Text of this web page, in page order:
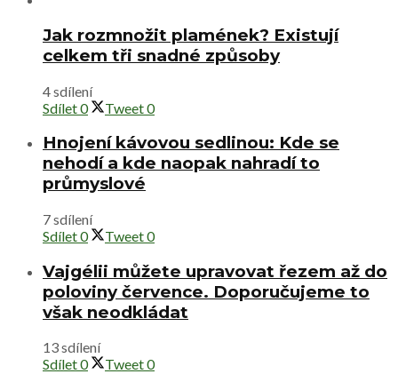
Jak rozmnožit plamének? Existují
celkem tři snadné způsoby
4 sdílení
Sdílet0 Tweet0
Hnojení kávovou sedlinou: Kde se
nehodí a kde naopak nahradí to
průmyslové
7 sdílení
Sdílet0 Tweet0
Vajgélii můžete upravovat řezem až do
poloviny července. Doporučujeme to
však neodkládat
13 sdílení
Sdílet0 Tweet0